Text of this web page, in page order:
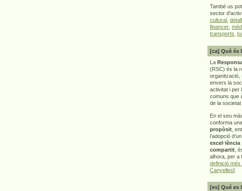
També us
sector
cultural
financer
transports
[ca] Què és
La
(RSC) és la
organització,
envers la
activitat i per
comuns que
de la societat
En el seu
conforma una
propòsit ,
l’adopció
excel·lència
compartit ,
alhora, per a
definició
Canyelles]
[es] Qué es